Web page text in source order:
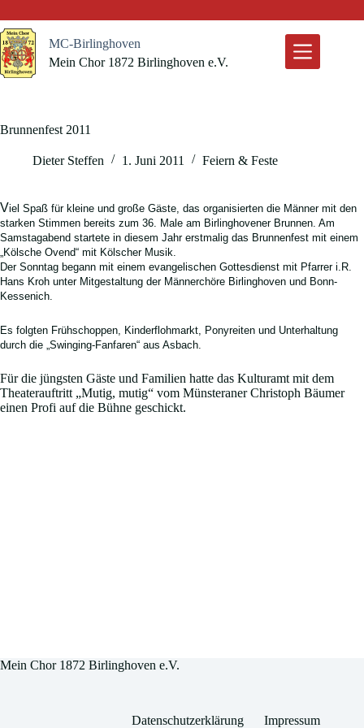
Inhalt
springen
MC-Birlinghoven
Mein Chor 1872 Birlinghoven e.V.
Brunnenfest 2011
Dieter Steffen 1. Juni 2011 Feiern & Feste
Viel Spaß für kleine und große Gäste, das organisierten die Männer mit den
starken Stimmen bereits zum 36. Male am Birlinghovener Brunnen. Am
Samstagabend startete in diesem Jahr erstmalig das Brunnenfest mit einem
„Kölsche Ovend“ mit Kölscher Musik.
Der Sonntag begann mit einem evangelischen Gottesdienst mit Pfarrer i.R.
Hans Kroh unter Mitgestaltung der Männerchöre Birlinghoven und Bonn-
Kessenich.
Es folgten Frühschoppen, Kinderflohmarkt, Ponyreiten und Unterhaltung
durch die „Swinging-Fanfaren“ aus Asbach.
Für die jüngsten Gäste und Familien hatte das Kulturamt mit dem
Theaterauftritt „Mutig, mutig“ vom Münsteraner Christoph Bäumer
einen Profi auf die Bühne geschickt.
Mein Chor 1872 Birlinghoven e.V.
Datenschutzerklärung Impressum